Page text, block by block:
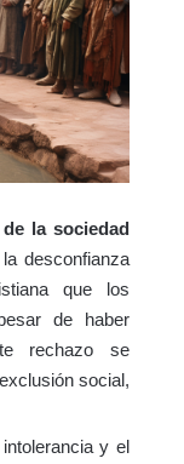
la sociedad
desconfianza
que los
de haber
rechazo se
social,
y el